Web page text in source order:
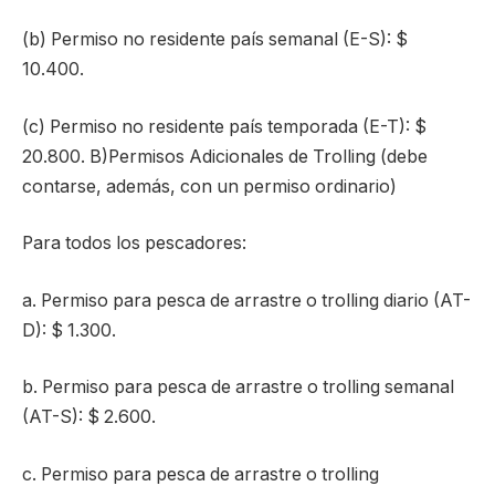
(b) Permiso no residente país semanal (E-S): $
10.400.
(c) Permiso no residente país temporada (E-T): $
20.800. B)Permisos Adicionales de Trolling (debe
contarse, además, con un permiso ordinario)
Para todos los pescadores:
a. Permiso para pesca de arrastre o trolling diario (AT-
D): $ 1.300.
b. Permiso para pesca de arrastre o trolling semanal
(AT-S): $ 2.600.
c. Permiso para pesca de arrastre o trolling